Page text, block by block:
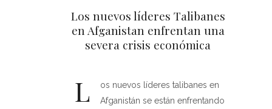
Los nuevos líderes Talibanes
en Afganistan enfrentan una
severa crisis económica
L
os nuevos líderes talibanes en
Afganistán se están enfrentando